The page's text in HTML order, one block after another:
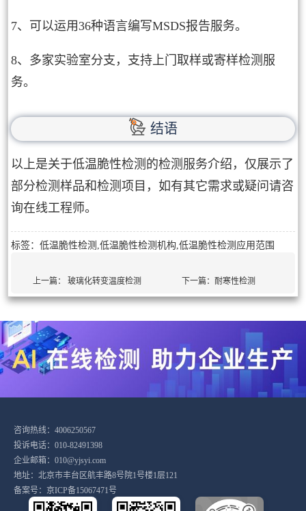
7、可以运用36种语言编写MSDS报告服务。
8、多家实验室分支，支持上门取样或寄样检测服
务。
结语
以上是关于低温脆性检测的检测服务介绍，仅展示了
部分检测样品和检测项目，如有其它需求或疑问请咨
询在线工程师。
标签：低温脆性检测,低温脆性检测机构,低温脆性检测应用范围
上一篇：玻璃化转变温度检测 下一篇：耐寒性检测
咨询热线：4006250567
投诉电话：010-82491398
企业邮箱：010@yjsyi.com
地址：北京市丰台区航丰路8号院1号楼1层121
备案号： 京ICP备15067471号